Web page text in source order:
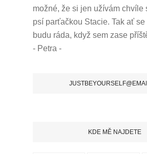
možné, že si jen užívám chvíle
psí parťačkou Stacie. Tak ať se
budu ráda, když sem zase
- Petra -
KDE MĚ NAJDETE